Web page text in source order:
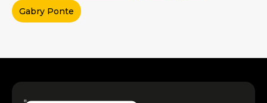
Gabry Ponte